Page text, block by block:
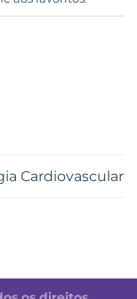
Cardiovascular